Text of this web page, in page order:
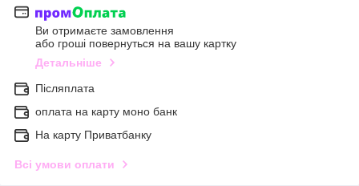
Ви отримаєте замовлення
або гроші повернуться на вашу картку
Детальніше
Післяплата
оплата на карту моно банк
На карту Приватбанку
Всі умови оплати